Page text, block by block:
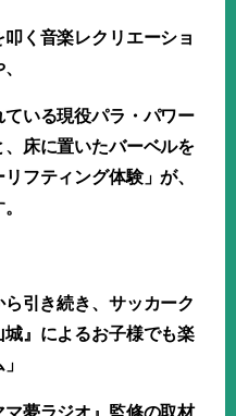
く音楽レクリエーショ
いる現役パラ・パワー
床に置いたバーベルを
フティング体験」が、
ら引き続き、サッカーク
』によるお子様でも楽
夢ラジオ』監修の取材